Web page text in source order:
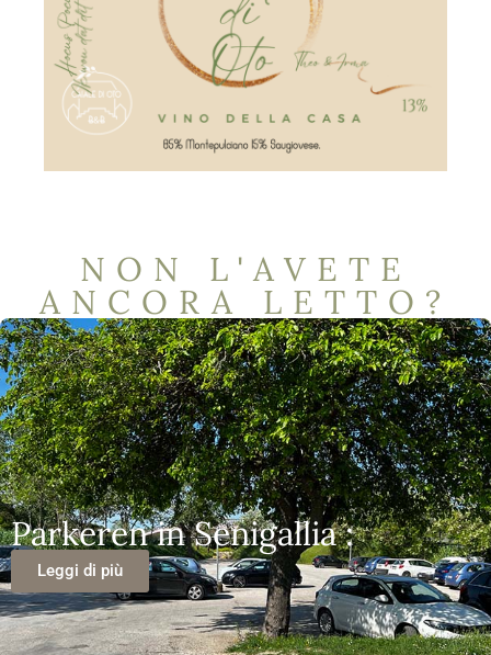
NON L'AVETE
ANCORA LETTO?
Parkeren in Senigallia :
Leggi di più